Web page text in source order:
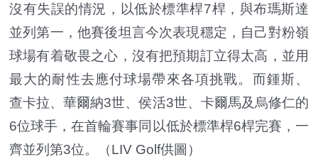
沒有失誤的情況，以低於標準桿7桿，與布瑪斯達
並列第一，他賽後坦言今次表現穩定，自己對粉嶺
球場有着敬畏之心，沒有把預期訂立得太高，並用
最大的耐性去應付球場帶來各項挑戰。而鍾斯、
查卡拉、華爾納3世、侯活3世、卡爾馬及烏修仁的
6位球手，在首輪賽事同以低於標準桿6桿完賽，一
齊並列第3位。（LIV Golf供圖 ）